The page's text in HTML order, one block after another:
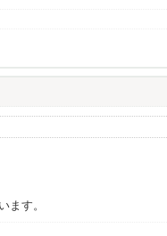
のアメリカへ、世界進出の
⇨ ⇨
社員の皆さんが年に1度は2
日本人スタッフ平均月給​
ます。